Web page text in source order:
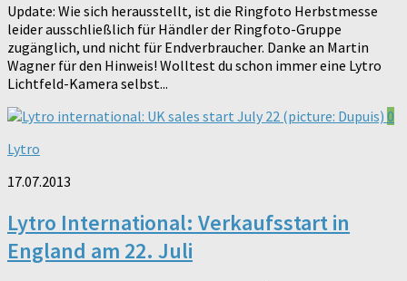
Update: Wie sich herausstellt, ist die Ringfoto Herbstmesse
leider ausschließlich für Händler der Ringfoto-Gruppe
zugänglich, und nicht für Endverbraucher. Danke an Martin
Wagner für den Hinweis! Wolltest du schon immer eine Lytro
Lichtfeld-Kamera selbst...
0
Lytro
17.07.2013
Lytro International: Verkaufsstart in
England am 22. Juli